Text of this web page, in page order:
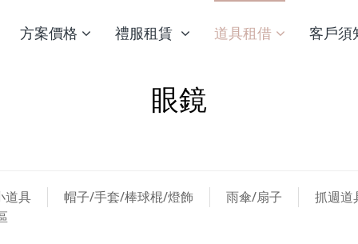
方案價格 禮服租賃 道具租借 客戶須
眼鏡
道具 帽子/手套/棒球棍/燈飾 雨傘/扇子
抓週道